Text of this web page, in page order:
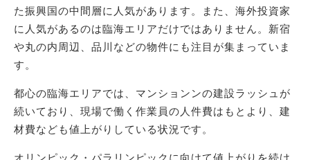
た振興国の中間層に人気があります。また、海外投資家
に人気があるのは臨海エリアだけではありません。新宿
や丸の内周辺、品川などの物件にも注目が集まっていま
す。
都心の臨海エリアでは、マンションンの建設ラッシュが
続いており、現場で働く作業員の人件費はもとより、建
材費なども値上がりしている状況です。